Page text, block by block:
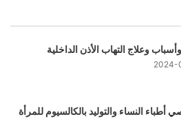
وعلاج التهاب الأذن الداخلية
2024-
أطباء النساء والتوليد بالكالسيوم للمرأة